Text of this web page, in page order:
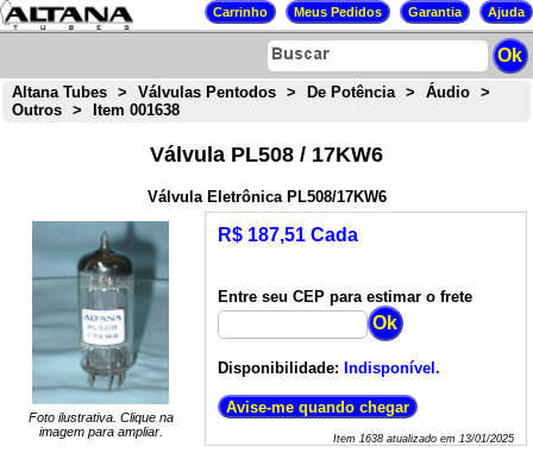
Altana Tubes > Válvulas Pentodos > De Potência > Áudio
>
Outros
> Item 001638
Válvula PL508 / 17KW6
Válvula Eletrônica PL508/17KW6
Foto ilustrativa. Clique na
imagem para ampliar.
R$ 187,51 Cada
Entre seu CEP para estimar o frete
Disponibilidade: Indisponível.
Item 1638atualizado em 13/01/2025